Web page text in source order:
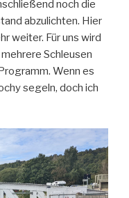
noch die
abzulichten. Hier
weiter. Für uns wird
Schleusen
Wenn es
segeln, doch ich